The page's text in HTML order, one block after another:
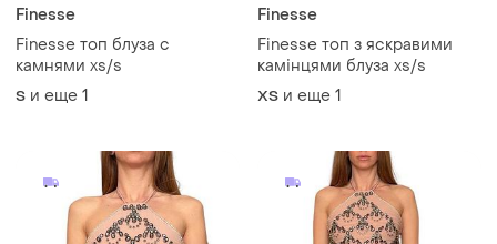
Finesse
Finesse топ блуза с
камнями xs/s
S и еще 1
Finesse
Finesse топ з яскравими
камінцями блуза xs/s
ХS и еще 1